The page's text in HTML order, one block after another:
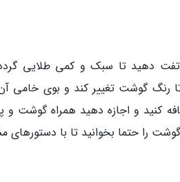
تفت دهید تا سبک و کمی طلایی
رنگ گوشت تغییر کند و بوی خامی آن
کنید و اجازه دهید همراه گوشت و
را حتما بخوانید تا با